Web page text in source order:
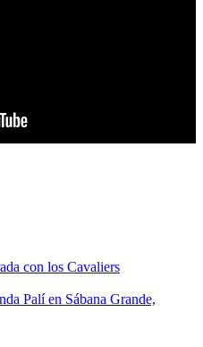
2022
con los Cavaliers
Palí en Sábana Grande,